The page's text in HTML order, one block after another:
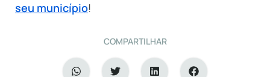
seu município!
COMPARTILHAR